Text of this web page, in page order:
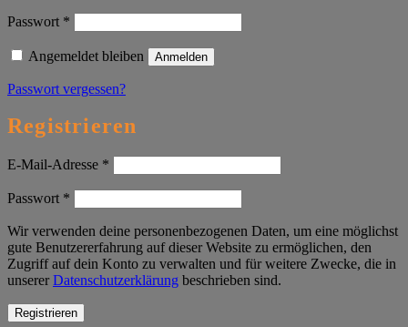
Passwort *
Angemeldet bleiben Anmelden
Passwort vergessen?
Registrieren
E-Mail-Adresse *
Passwort *
Wir verwenden deine personenbezogenen Daten, um eine möglichst
gute Benutzererfahrung auf dieser Website zu ermöglichen, den
Zugriff auf dein Konto zu verwalten und für weitere Zwecke, die in
unserer Datenschutzerklärung beschrieben sind.
Registrieren